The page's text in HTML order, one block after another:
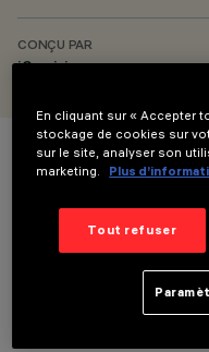
CONÇU PAR
iGuzzini
COULEUR
En cliquant sur « Accepter
stockage de cookies sur
sur le site, analyser son
marketing.
Plus
Tout refuser